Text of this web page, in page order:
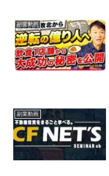
副業動画
副業動画